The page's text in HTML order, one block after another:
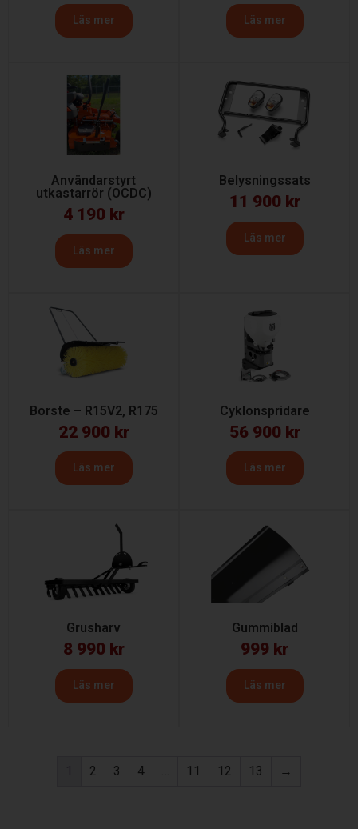
Läs mer Läs mer
Användarstyrt
utkastarrör (OCDC)
4 190 kr
Läs mer
Belysningssats
11 900 kr
Läs mer
Borste – R15V2, R175
22 900 kr
Läs mer
Cyklonspridare
56 900 kr
Läs mer
Grusharv
8 990 kr
Läs mer
Gummiblad
999 kr
Läs mer
1 2 3 4 … 11 12 13 →